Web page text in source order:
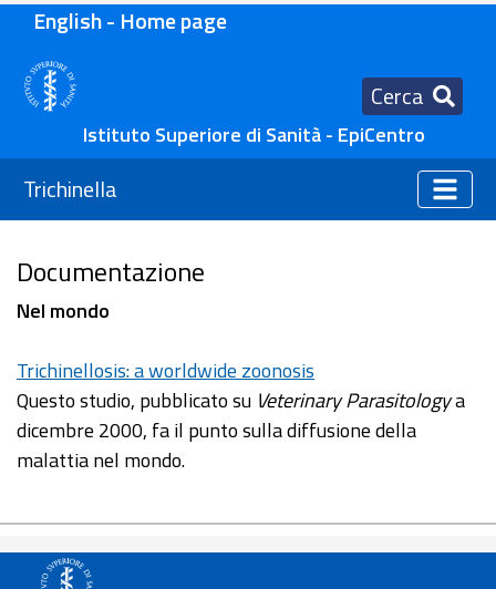
English - Home page
Cerca
Istituto Superiore di Sanità - EpiCentro
Trichinella
Documentazione
Nel mondo
Trichinellosis: a worldwide zoonosis
Questo studio, pubblicato su Veterinary Parasitologya
dicembre 2000, fa il punto sulla diffusione della
malattia nel mondo.